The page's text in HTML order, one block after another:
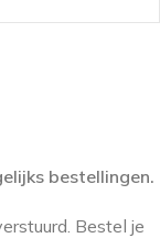
bestellingen.
Bestel je